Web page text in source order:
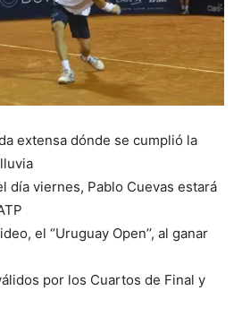
extensa dónde se cumplió la
día viernes, Pablo Cuevas estará
el ‘’Uruguay Open’’, al ganar
válidos por los Cuartos de Final y